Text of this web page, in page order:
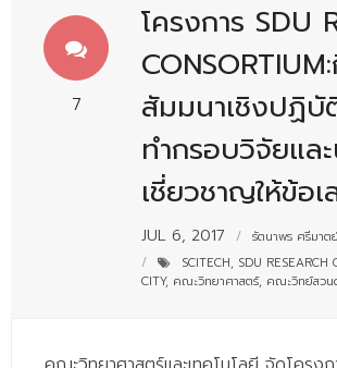
- - บุคลากรสนับสนุน
หลักสูตร
- - วิทยาการคอมพิวเตอร์
- - อาชีวอนามัยและความปลอดภัย
โครงการ SDU
สัมมนาเชิงปฏิบั
ทำกรอบวิจัยแล
เชี่ยวชาญให้ข้อ
JUL 6, 2017 รัตนาพร ศรีมาต
7
SCITECH, SDU RESEARCH
CITY, คณะวิทยาศาสตร์, คณะวิทย์สวน